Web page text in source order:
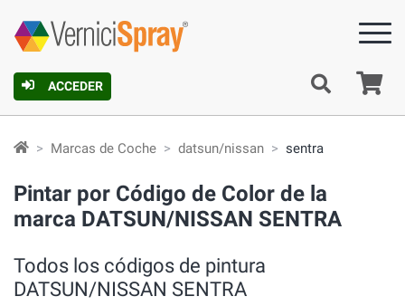
ACCEDER
Marcas de Coche datsun/nissan sentra
Pintar por Código de Color de la
marca DATSUN/NISSAN SENTRA
Todos los códigos de pintura
DATSUN/NISSAN SENTRA